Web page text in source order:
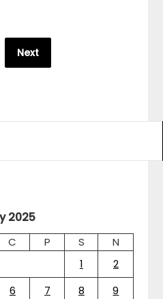
Next
2025
C P S
N
1
2
6 7 8
9